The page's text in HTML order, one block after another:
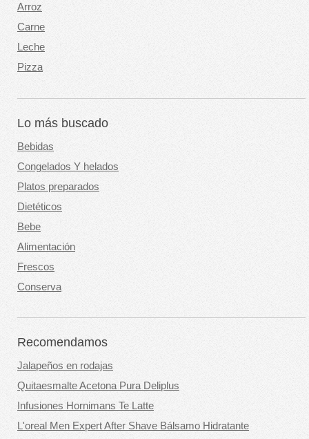
Arroz
Carne
Leche
Pizza
Lo más buscado
Bebidas
Congelados Y helados
Platos preparados
Dietéticos
Bebe
Alimentación
Frescos
Conserva
Recomendamos
Jalapeños en rodajas
Quitaesmalte Acetona Pura Deliplus
Infusiones Hornimans Te Latte
L'oreal Men Expert After Shave Bálsamo Hidratante